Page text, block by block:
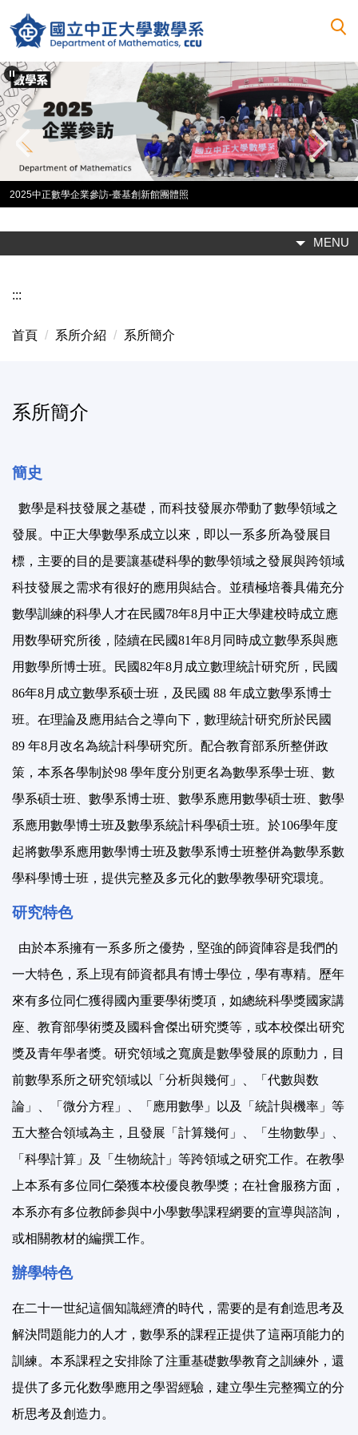
到
主
要
內
容
區
2025中正數學企業參訪-臺基創新館團體照
MENU
:::
首頁 系所介紹 系所簡介
系所簡介
簡史
數學是科技發展之基礎，而科技發展亦帶動了數學領域之
發展。中正大學數學系成立以來，即以一系多所為發展目
標，主要的目的是要讓基礎科學的數學領域之發展與跨領域
科技發展之需求有很好的應用與結合。並積極培養具備充分
數學訓練的科學人才在民國78年8月中正大學建校時成立應
用数學研究所後，陸續在民國81年8月同時成立數學系與應
用數學所博士班。民國82年8月成立數理統計研究所，民國
86年8月成立數學系硕士班，及民國 88 年成立數學系博士
班。在理論及應用結合之導向下，數理統計研究所於民國
89 年8月改名為統計科學研究所。配合教育部系所整併政
策，本系各學制於98 學年度分別更名為數學系學士班、數
學系碩士班、數學系博士班、數學系應用數學碩士班、數學
系應用數學博士班及數學系統計科學碩士班。於106學年度
起將數學系應用數學博士班及數學系博士班整併為數學系數
學科學博士班，提供完整及多元化的數學教學研究環境。
研究特色
由於本系擁有一系多所之優势，堅強的師資陣容是我們的
一大特色，系上現有師資都具有博士學位，學有專精。歷年
來有多位同仁獲得國內重要學術獎項，如總統科學獎國家講
座、教育部學術獎及國科會傑出研究獎等，或本校傑出研究
獎及青年學者獎。研究領域之寬廣是數學發展的原動力，目
前數學系所之研究領域以「分析與幾何」、「代數與数
論」、「微分方程」、「應用數學」以及「統計與機率」等
五大整合領域為主，且發展「計算幾何」、「生物數學」、
「科學計算」及「生物統計」等跨領域之研究工作。在教學
上本系有多位同仁榮獲本校優良教學獎；在社會服務方面，
本系亦有多位教師参與中小學數學課程網要的宣導與諮詢，
或相關教材的編撰工作。
辦學特色
在二十一世紀這個知識經濟的時代，需要的是有創造思考及
解決問題能力的人才，數學系的課程正提供了這兩項能力的
訓練。本系課程之安排除了注重基礎數學教育之訓練外，還
提供了多元化数學應用之學習經驗，建立學生完整獨立的分
析思考及創造力。